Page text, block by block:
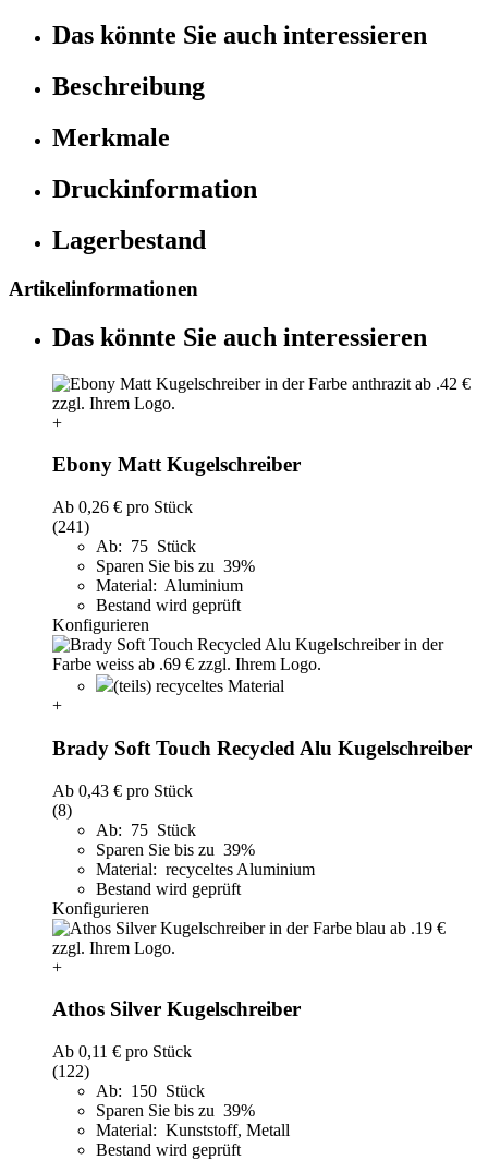
Das könnte Sie auch interessieren
Beschreibung
Merkmale
Druckinformation
Lagerbestand
Artikelinformationen
Das könnte Sie auch interessieren
+
Ebony Matt Kugelschreiber
Ab 0,26 € pro Stück
(241)
Ab: 75 Stück
Sparen Sie bis zu 39%
Material: Aluminium
Bestand wird geprüft
Konfigurieren
(teils) recyceltes Material
+
Brady Soft Touch Recycled Alu Kugelschreiber
Ab 0,43 € pro Stück
(8)
Ab: 75 Stück
Sparen Sie bis zu 39%
Material: recyceltes Aluminium
Bestand wird geprüft
Konfigurieren
+
Athos Silver Kugelschreiber
Ab 0,11 € pro Stück
(122)
Ab: 150 Stück
Sparen Sie bis zu 39%
Material: Kunststoff, Metall
Bestand wird geprüft